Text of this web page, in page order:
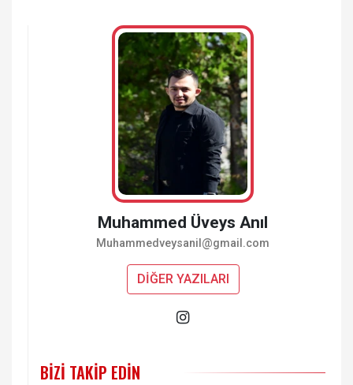
Muhammed Üveys Anıl
Muhammedveysanil@gmail.com
DİĞER YAZILARI
BIZI TAKIP EDIN